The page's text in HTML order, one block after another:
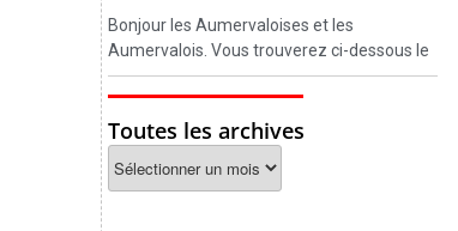
Bonjour les Aumervaloises et les
Aumervalois. Vous trouverez ci-dessous le
Toutes les archives